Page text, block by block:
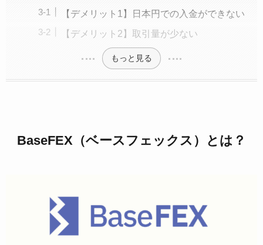
【デメリット1】日本円での入金ができない
【デメリット2】取引量が少ない
もっと見る
BaseFEX（ベースフェックス）とは？